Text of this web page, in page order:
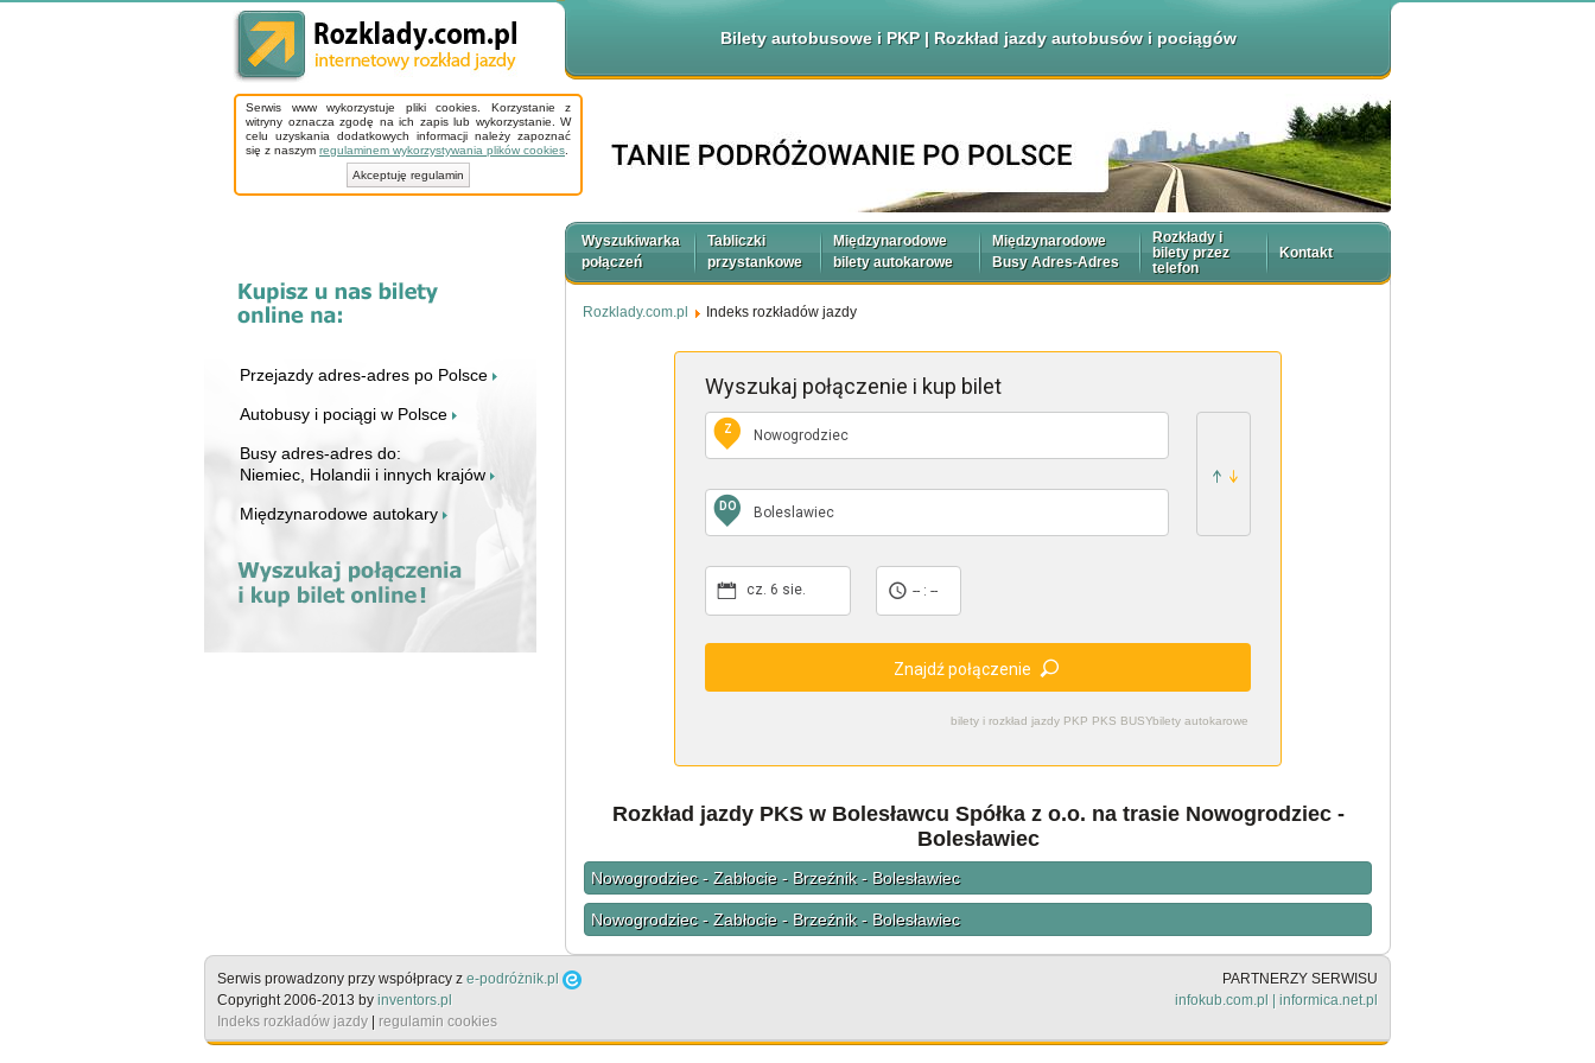
Bilety autobusowe i PKP | Rozkład jazdy autobusów i pociągów
Serwis www wykorzystuje pliki cookies. Korzystanie z
witryny oznacza zgodę na ich zapis lub wykorzystanie. W
celu uzyskania dodatkowych informacji należy zapoznać
się z naszym regulaminem wykorzystywania plików cookies
Akceptuję regulamin
Przejazdy adres-adres po Polsce
Autobusy i pociągi w Polsce
Busy adres-adres do:
Niemiec, Holandii i innych krajów
Międzynarodowe autokary
Wyszukiwarka
połączeń
Tabliczki
przystankowe
Międzynarodowe
bilety autokarowe
Międzynarodowe
Busy Adres-Adres
Rozkłady i
bilety przez
telefon
Kontakt
Rozklady.com.pl Indeks rozkładów jazdy
bilety i rozkład jazdy PKP PKS BUSYbilety autokarowe
Wyszukaj połączenie i kup bilet
Z
DO
cz. 6 sie. -- : --
Znajdź połączenie
Rozkład jazdy PKS w Bolesławcu Spółka z o.o. na trasie Nowogrodziec -
Bolesławiec
Nowogrodziec - Zabłocie - Brzeźnik - Bolesławiec
Nowogrodziec - Zabłocie - Brzeźnik - Bolesławiec
Serwis prowadzony przy współpracy z e-podróżnik.pl
Copyright 2006-2013 by inventors.pl
Indeks rozkładów jazdy
regulamin cookies
PARTNERZY SERWISU
infokub.com.pl
informica.net.pl